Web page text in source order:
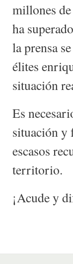
millones
ha
la prensa
élites
situación
Es
situación y
escasos
territorio.
¡Acude y